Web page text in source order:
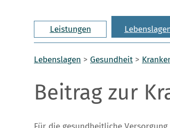
Leistungen
Lebenslagen > Gesundheit >
Beitrag zur